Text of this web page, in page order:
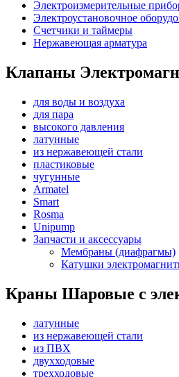
Электроизмерительные
Электроустановочное
Счетчики и таймеры
Нержавеющая арматура
Клапаны
для воды и воздуха
для пара
высокого давления
латунные
из нержавеющей стали
пластиковые
чугунные
Armatel
Smart
Rosma
Unipump
Запчасти и аксессуары
Мембраны (диафрагмы)
Катушки
Краны Шаровые с
латунные
из нержавеющей стали
из ПВХ
двухходовые
трехходовые